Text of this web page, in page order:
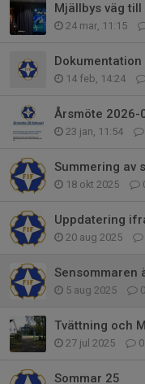
Mjällbys väg
24 mar, 11:15
14 feb, 14:24
Årsmöte 2026-
23 jan, 11:54
Summering av
18 okt 2025
Uppdatering
20 aug 2025
Sensommaren
5 aug 2025 0
Tvättning och
27 jul 2025 0
Sommar 25